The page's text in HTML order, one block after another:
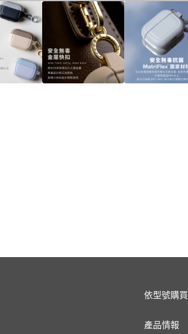
依型號購買
產品情報